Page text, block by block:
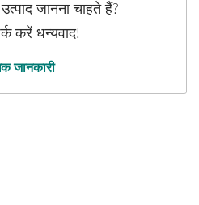
जानना चाहते हैं?
करें धन्यवाद!
जानकारी